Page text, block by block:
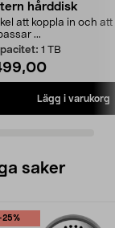
hårddisk
att koppla in och
...
1 TB
Lägg i varukorg
saker
25%